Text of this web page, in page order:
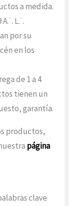
a medida.
L.˙.
por su
en los
de 1 a 4
tienen un
garantía.
productos,
página
clave